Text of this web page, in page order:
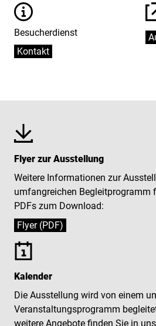
Informationen
Besucherdienst
Kontakt
Flyer zur Ausstellung
Weitere Informationen zur
umfangreichen Begleitprogramm
PDFs zum Download:
Flyer (PDF)
Kalender
Die Ausstellung wird von einem
Veranstaltungsprogramm
weitere Angebote finden Sie in